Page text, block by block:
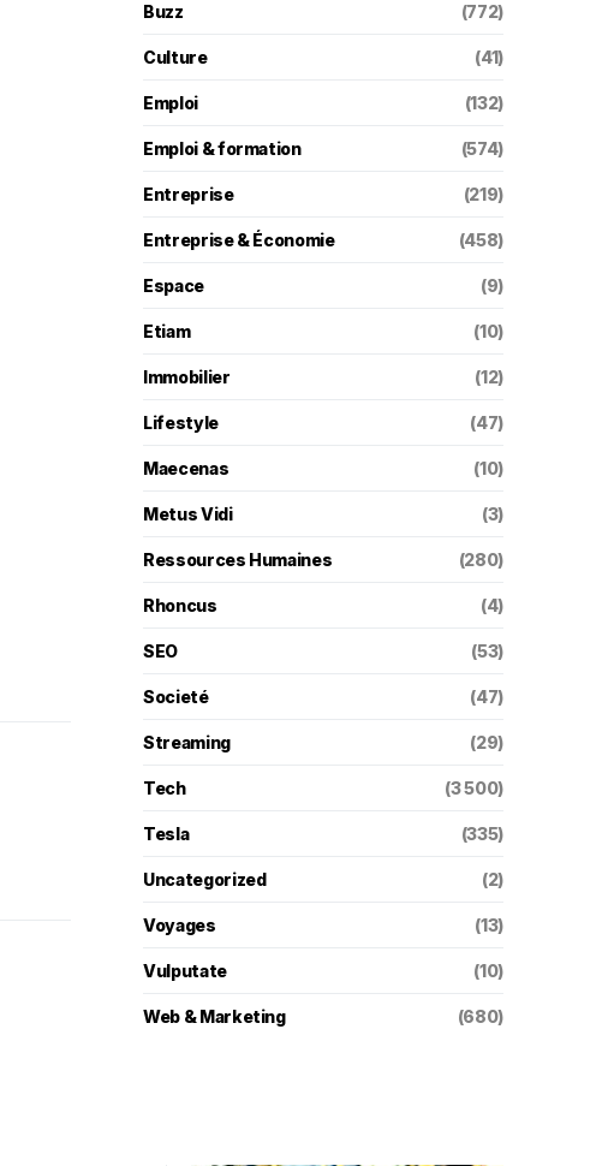
Buzz (772)
Culture (41)
Emploi (132)
Emploi & formation (574)
Entreprise (219)
Entreprise & Économie (458)
Espace (9)
Etiam (10)
Immobilier (12)
Lifestyle (47)
Maecenas (10)
Metus Vidi (3)
Ressources Humaines (280)
Rhoncus (4)
SEO (53)
Societé (47)
Streaming (29)
Tech (3 500)
Tesla (335)
Uncategorized (2)
Voyages (13)
Vulputate (10)
Web & Marketing (680)